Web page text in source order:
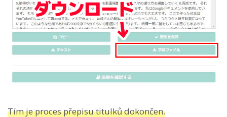
Tím je proces přepisu titulků dokončen.